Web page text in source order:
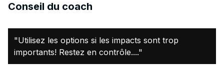
Conseil du coach
"Utilisez les options si les impacts sont trop
importants! Restez en contrôle...."